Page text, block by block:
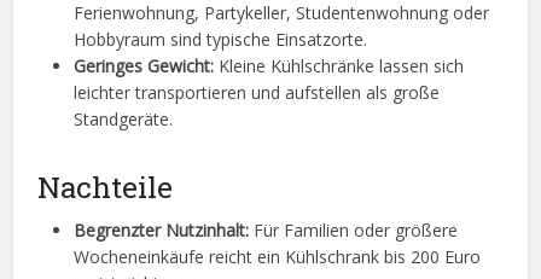
Ferienwohnung, Partykeller, Studentenwohnung oder
Hobbyraum sind typische Einsatzorte.
Geringes Gewicht: Kleine Kühlschränke lassen sich
leichter transportieren und aufstellen als große
Standgeräte.
Nachteile
Begrenzter Nutzinhalt: Für Familien oder größere
Wocheneinkäufe reicht ein Kühlschrank bis 200 Euro